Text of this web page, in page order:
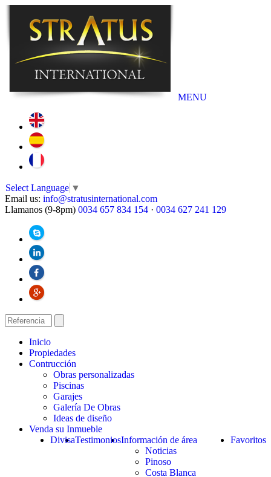
MENU
Select Language ▼
Email us: info@stratusinternational.com
Llamanos (9-8pm) 0034 657 834 154 · 0034 627 241 129
Inicio
Propiedades
Contrucción
Obras personalizadas
Piscinas
Garajes
Galería De Obras
Ideas de diseño
Venda su Inmueble
Favoritos
Información de área
Noticias
Pinoso
Costa Blanca
Testimonios
Divisa